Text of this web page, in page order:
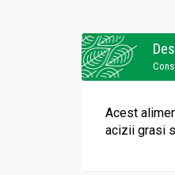
Acest
acizii grasi